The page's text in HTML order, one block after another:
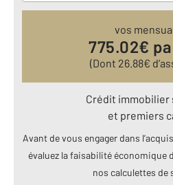
vos
775.02€
(Dont 26.88€
Crédit immobilier
et premiers
Avant de vous engager dans
évaluez la faisabilité économique
nos calculettes de